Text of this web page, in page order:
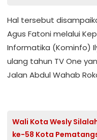
Hal tersebut
Agus Fatoni melalui
Informatika (Kominfo)
ulang tahun TV One
Jalan Abdul Wahab
Wali Kota Wesly
ke-58 Kota